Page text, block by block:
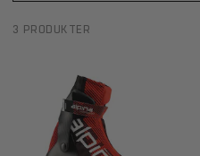
3 PRODUKTER